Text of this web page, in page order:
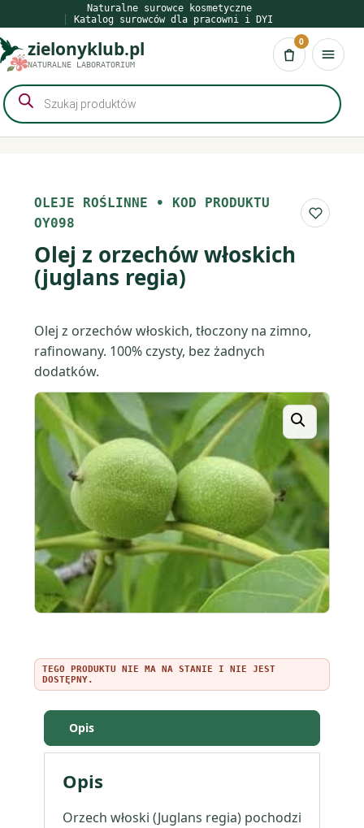
do
treści
Naturalne surowce kosmetyczne
Katalog surowców dla pracowni i DYI
zielonyklub.pl
NATURALNE LABORATORIUM Koszyk
0
Wyszukiwarka
produktów
OLEJE ROŚLINNE • KOD PRODUKTU
OY098
Do
Olej z orzechów włoskich
(juglans regia)
Olej z orzechów włoskich, tłoczony na zimno,
rafinowany. 100% czysty, bez żadnych
dodatków.
TEGO PRODUKTU NIE MA NA STANIE I NIE JEST
DOSTĘPNY.
Opis
Opis
Orzech włoski (Juglans regia) pochodzi